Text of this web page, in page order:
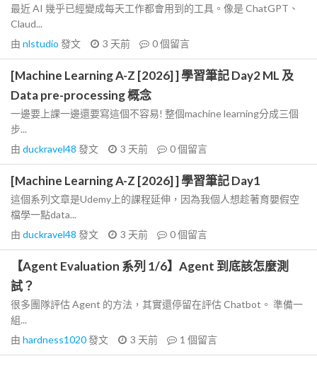
最近 AI 幾乎已經變成每天工作都會用到的工具。像是 ChatGPT、
Claud...
由 nlstudio 發文 3 天前 0個留言
[Machine Learning A-Z [2026] ] 學習筆記 Day2 ML 及
Data pre-processing 概念
一邊要上課一邊還要寫這個不容易! 整個machine learning分成三個
步...
由 duckravel48 發文 3 天前 0個留言
[Machine Learning A-Z [2026] ] 學習筆記 Day1
這個系列文章是Udemy上的課程延伸，因為我個人想趁著育嬰假空
檔學一點data...
由 duckravel48 發文 3 天前 0個留言
【Agent Evaluation 系列 1/6】Agent 到底該怎麼測
試？
很多團隊評估 Agent 的方法，其實還停留在評估 Chatbot。 準備一
組...
由 hardness1020發文 3 天前 1 個留言